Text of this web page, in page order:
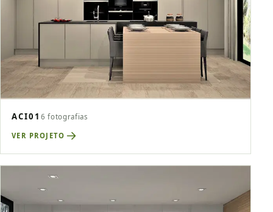
ACI01 6 fotografias
VER PROJETO